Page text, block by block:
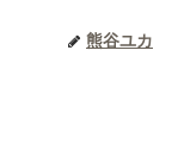
熊谷ユカ